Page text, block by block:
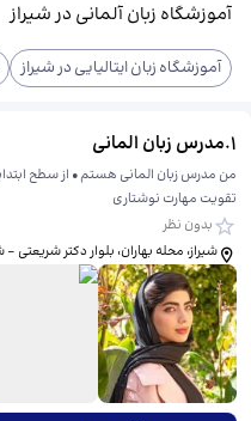
آموزشگاه زبان آلمانی در شیراز
آموزشگاه زبان ایتالیایی در شیراز
1
.مدرس زبان المانی
تقویت مهارت نوشتاری
بدون نظر
شیراز، محله بهاران، بلوار دکتر شریعتی - شیراز گلدشت